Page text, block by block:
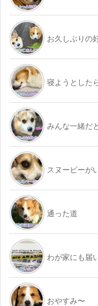
お久しぶりの
寝ようとした
みんな一緒だ
スヌーピーが
通った道
わが家にも届
おやすみ〜